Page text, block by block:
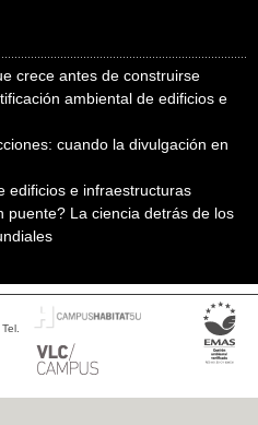
crece antes de construirse
ambiental de edificios e
cuando la divulgación en
edificios e infraestructuras
puente? La ciencia detrás de los